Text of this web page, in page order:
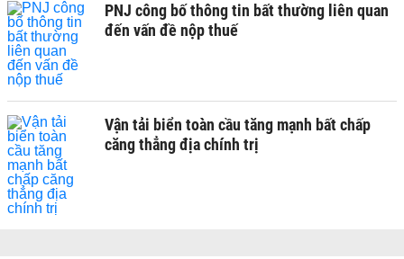
PNJ công bố thông tin bất thường liên quan
đến vấn đề nộp thuế
Vận tải biển toàn cầu tăng mạnh bất chấp
căng thẳng địa chính trị